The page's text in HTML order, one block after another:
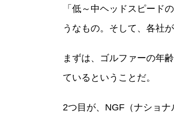
「低～中ヘッドスピード
うなもの。そして、各社
まずは、ゴルファーの年
ているということだ。
2つ目が、NGF（ナショ